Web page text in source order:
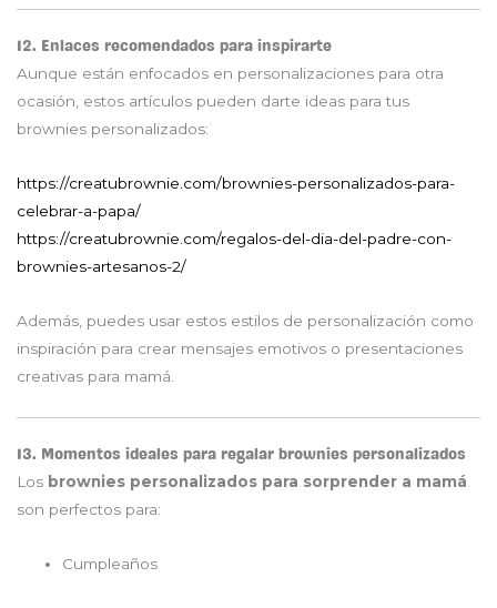
12. Enlaces recomendados para inspirarte
Aunque están enfocados en personalizaciones para otra
ocasión, estos artículos pueden darte ideas para tus
brownies personalizados:
https://creatubrownie.com/brownies-personalizados-para-
celebrar-a-papa/
https://creatubrownie.com/regalos-del-dia-del-padre-con-
brownies-artesanos-2/
Además, puedes usar estos estilos de personalización como
inspiración para crear mensajes emotivos o presentaciones
creativas para mamá.
13. Momentos ideales para regalar brownies personalizados
Los brownies personalizados para sorprender a mamá
son perfectos para:
Cumpleaños